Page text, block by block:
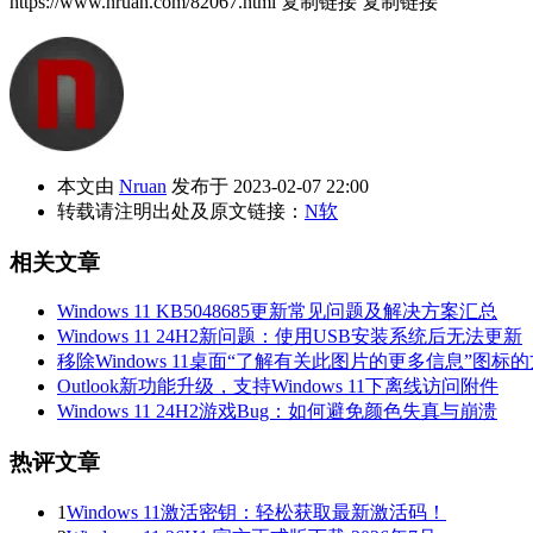
本文由 Nruan 发布于 2023-02-07 22:00
转载请注明出处及原文链接： N软
相关文章
Windows 11 KB5048685更新常见问题及解决方案汇总
Windows 11 24H2新问题：使用USB安装系统后无法更新
移除Windows 11桌面“了解有关此图片的更多信息”图标
Outlook新功能升级，支持Windows 11下离线访问附件
Windows 11 24H2游戏Bug：如何避免颜色失真与崩溃
热评文章
1Windows 11激活密钥：轻松获取最新激活码！